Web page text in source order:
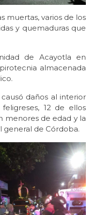
muertas, varios de los
y quemaduras que
de Acayotla en
almacenada
daños al interior
12 de ellos
menores de edad y la
general de Córdoba.